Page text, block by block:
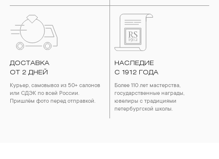
ДОСТАВКА
ОТ 2 ДНЕЙ
Курьер, самовывоз из 50+ салонов
или СДЭК по всей России.
Пришлём фото перед отправкой.
НАСЛЕДИЕ
С 1912 ГОДА
Более 110 лет мастерства,
государственные награды,
ювелиры с традициями
петербургской школы.